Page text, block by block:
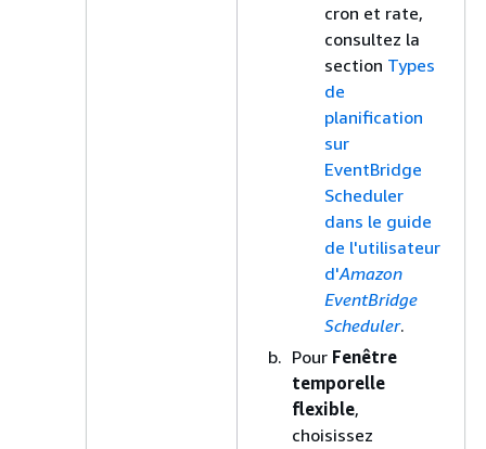
cron et rate,
consultez la
section Types
de
planification
sur
EventBridge
Scheduler
dans le guide
de l'utilisateur
d'Amazon
EventBridge
Scheduler.
Pour Fenêtre
temporelle
flexible,
choisissez